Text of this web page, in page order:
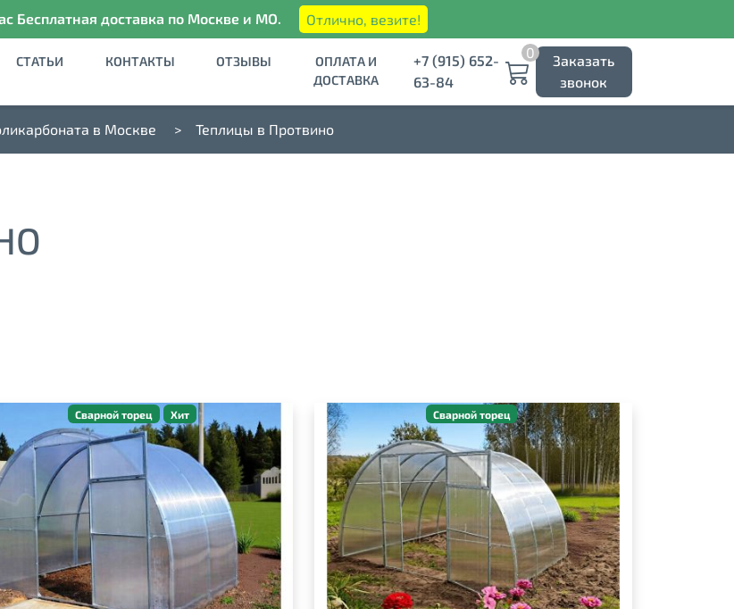
Бесплатная доставка по Москве и МО. Отлично, везите!
СТАТЬИ КОНТАКТЫ ОТЗЫВЫ
ОПЛАТА И
ДОСТАВКА
+7 (915) 652-
63-84
0
Заказать
звонок
в Москве Теплицы в Протвино
Сварной торец Хит Сварной торец